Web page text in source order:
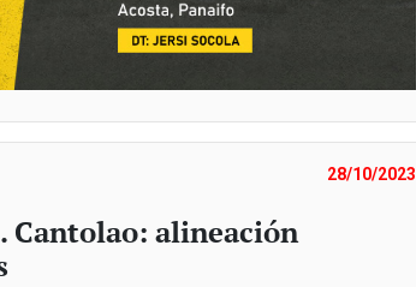
28/10/2023
alineación